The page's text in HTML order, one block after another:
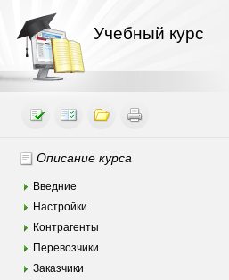
Учебный курс
Описание курса
Введние
Настройки
Контрагенты
Перевозчики
Заказчики